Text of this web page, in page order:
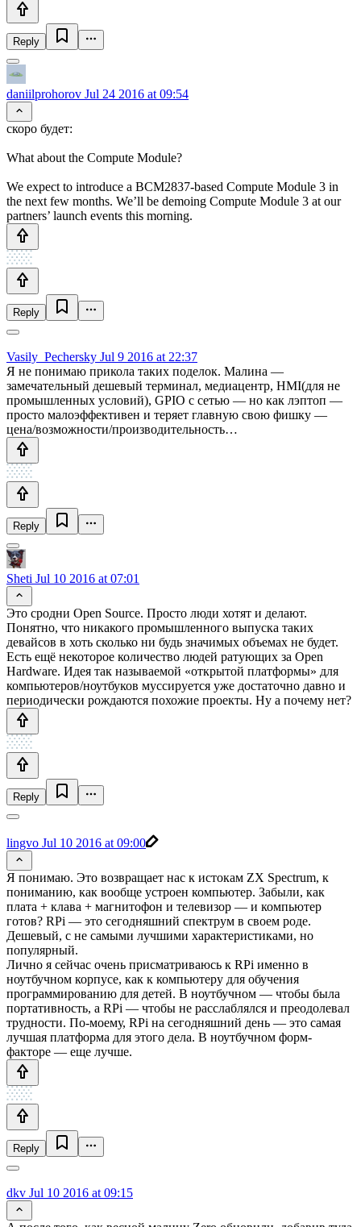
Reply
daniilprohorov Jul 24 2016 at 09:54
скоро будет:
What about the Compute Module?
We expect to introduce a BCM2837-based Compute Module 3 in
the next few months. We’ll be demoing Compute Module 3 at our
partners’ launch events this morning.
Reply
Vasily_Pechersky Jul 9 2016 at 22:37
Я не понимаю прикола таких поделок. Малина —
замечательный дешевый терминал, медиацентр, HMI(для не
промышленных условий), GPIO с сетью — но как лэптоп —
просто малоэффективен и теряет главную свою фишку —
цена/возможности/производительность…
Reply
Sheti Jul 10 2016 at 07:01
Это сродни Open Source. Просто люди хотят и делают.
Понятно, что никакого промышленного выпуска таких
девайсов в хоть сколько ни будь значимых объемах не будет.
Есть ещё некоторое количество людей ратующих за Open
Hardware. Идея так называемой «открытой платформы» для
компьютеров/ноутбуков муссируется уже достаточно давно и
периодически рождаются похожие проекты. Ну а почему нет?
Reply
lingvo Jul 10 2016 at 09:00
Я понимаю. Это возвращает нас к истокам ZX Spectrum, к
пониманию, как вообще устроен компьютер. Забыли, как
плата + клава + магнитофон и телевизор — и компьютер
готов? RPi — это сегодняшний спектрум в своем роде.
Дешевый, с не самыми лучшими характеристиками, но
популярный.
Лично я сейчас очень присматриваюсь к RPi именно в
ноутбучном корпусе, как к компьютеру для обучения
программированию для детей. В ноутбучном — чтобы была
портативность, а RPi — чтобы не расслаблялся и преодолевал
трудности. По-моему, RPi на сегодняшний день — это самая
лучшая платформа для этого дела. В ноутбучном форм-
факторе — еще лучше.
Reply
dkv Jul 10 2016 at 09:15